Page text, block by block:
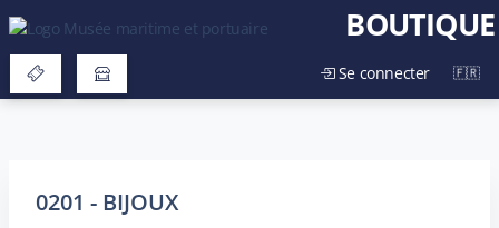
BOUTIQUE
Se connecter
0201 - BIJOUX